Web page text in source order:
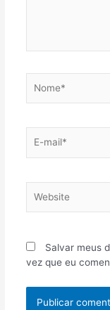
mail*
Salvar meus
vez que eu